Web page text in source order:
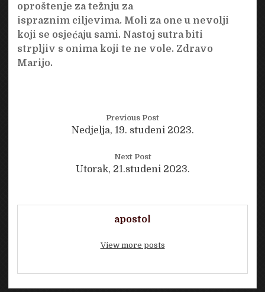
oproštenje za težnju za
ispraznim ciljevima. Moli za one u nevolji
koji se osjećaju sami. Nastoj sutra biti
strpljiv s onima koji te ne vole. Zdravo
Marijo.
Previous Post
Nedjelja, 19. studeni 2023.
Next Post
Utorak, 21.studeni 2023.
apostol
View more posts